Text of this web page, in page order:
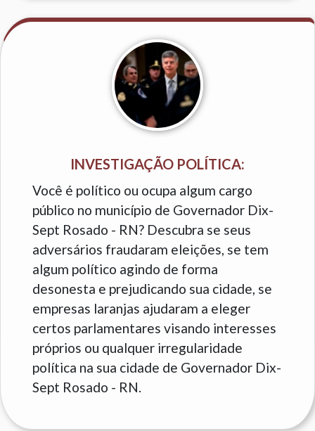
INVESTIGAÇÃO POLÍTICA:
Você é político ou ocupa algum cargo
público no município de Governador Dix-
Sept Rosado - RN? Descubra se seus
adversários fraudaram eleições, se tem
algum político agindo de forma
desonesta e prejudicando sua cidade, se
empresas laranjas ajudaram a eleger
certos parlamentares visando interesses
próprios ou qualquer irregularidade
política na sua cidade de Governador Dix-
Sept Rosado - RN.